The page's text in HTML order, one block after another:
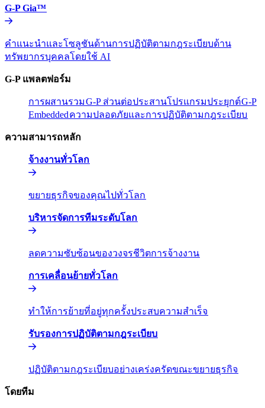
G-P Gia™​​
คำแนะนำและโซลูชันด้านการปฏิบัติตามกฎระเบียบด้าน
ทรัพยากรบุคคลโดยใช้ AI​​
G-P แพลตฟอร์ม​​
การผสานรวม​​G-P ส่วนต่อประสานโปรแกรมประยุกต์​​G-P
Embedded​​ความปลอดภัยและการปฏิบัติตามกฎระเบียบ​​
ความสามารถหลัก​​
จ้างงานทั่วโลก​​
ขยายธุรกิจของคุณไปทั่วโลก​​
บริหารจัดการทีมระดับโลก​​
ลดความซับซ้อนของวงจรชีวิตการจ้างงาน​​
การเคลื่อนย้ายทั่วโลก​​
ทำให้การย้ายที่อยู่ทุกครั้งประสบความสำเร็จ​​
รับรองการปฏิบัติตามกฎระเบียบ​​
ปฏิบัติตามกฎระเบียบอย่างเคร่งครัดขณะขยายธุรกิจ​​
โดยทีม​​